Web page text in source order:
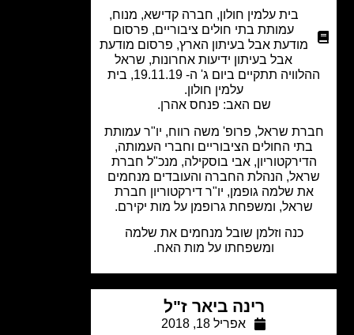
בית עלמין חולון,חברה קדישא,מנוח,
עמותת בתי חולים ציבוריים,פרסום
מודעת אבל בעיתון הארץ,פרסום מודעת
אבל בעיתון ידיעות אחרונות,שראל
ההלוויה תתקיים ביום ג' ה- 19.11.19, בית
עלמין חולון.
שם האב: פנחס אהרן.
שראל, פרופ' משה רווח, יו"ר עמותת
בתי החולים הציבוריים וחברי העמותה,
אבי בוסקילה, מנכ"ל חברת
הנהלת החברה והעובדים מנחמים
את שלמה גופמן, יו"ר דירקטוריון חברת
שראל, ומשפחת גרופמן על מות יקירם.
כנה וזלמן שובל מנחמים את שלמה
ומשפחתו על מות האח.
רינה ביאר ז"ל
אפריל 18, 2018